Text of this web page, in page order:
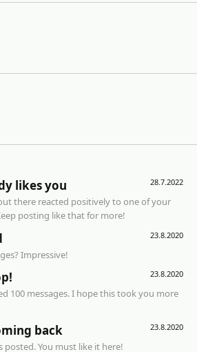
28.7.2022
likes you
there reacted positively to one of your
posting like that for more!
23.8.2020
Impressive!
23.8.2020
100 messages. I hope this took you more
23.8.2020
back
posted. You must like it here!